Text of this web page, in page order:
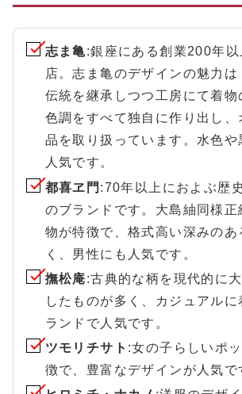
志ま亀:銀座にある創業200年以
店。志ま亀のデザインの魅力は
伝統を継承しつつ工房にて着物
色調をすべて独自に作り出し、
品を取り扱っています。水色や
人気です。
都喜ヱ門 :70年以上におよぶ歴
のブランドです。大島紬同様
物が特徴で、格式高い深みのあ
く、男性にも人気です。
撫松庵:古典的な柄を現代的に
したものが多く、カジュアル
ランドで人気です。
ツモリチサト :女の子らしいポ
徴で、豊富なデザインが人気で